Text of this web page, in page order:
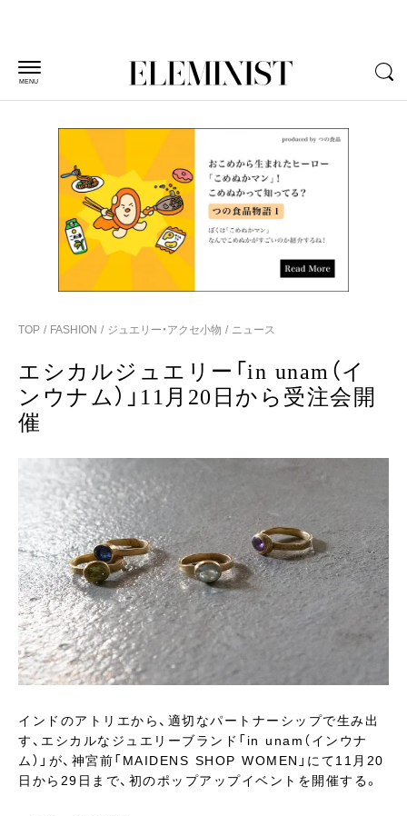
MENU
TOP FASHION ジュエリー・アクセ小物 ニュース
エシカルジュエリー「in unam（イ
ンウナム）」11月20日から受注会開
催
インドのアトリエから、適切なパートナーシップで生み出
す、エシカルなジュエリーブランド「in unam（インウナ
ム）」が、神宮前「MAIDENS SHOP WOMEN」にて11月20
日から29日まで、初のポップアップイベントを開催する。